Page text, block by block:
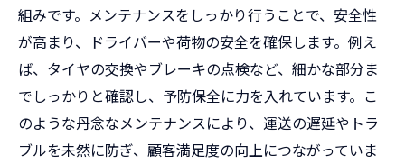
組みです。メンテナンスをしっかり行うことで、安全性
が高まり、ドライバーや荷物の安全を確保します。例え
ば、タイヤの交換やブレーキの点検など、細かな部分ま
でしっかりと確認し、予防保全に力を入れています。こ
のような丹念なメンテナンスにより、運送の遅延やトラ
ブルを未然に防ぎ、顧客満足度の向上につながっていま